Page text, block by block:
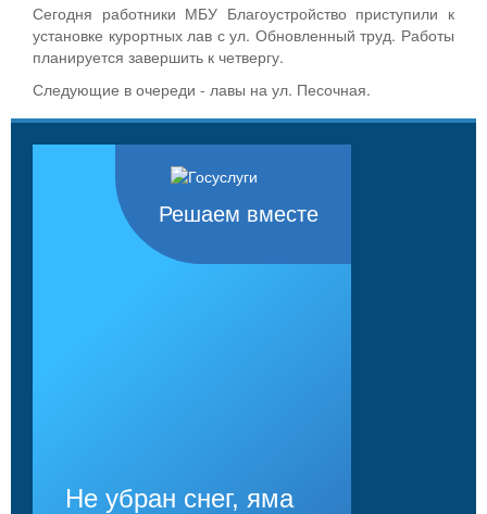
Сегодня работники МБУ Благоустройство приступили к
установке курортных лав с ул. Обновленный труд. Работы
планируется завершить к четвергу.
Следующие в очереди - лавы на ул. Песочная.
Решаем вместе
Не убран снег, яма